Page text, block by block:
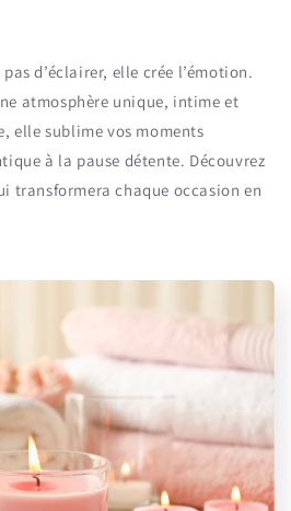
d’éclairer, elle crée l’émotion.
atmosphère unique, intime et
elle sublime vos moments
à la pause détente. Découvrez
transformera chaque occasion en